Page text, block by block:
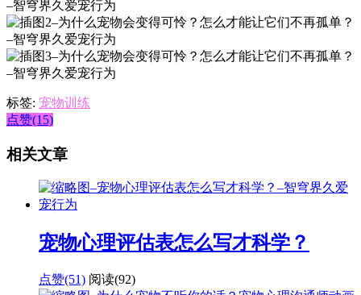
标签: 宠物训练
点赞(15)
相关文章
宠物心理评估表怎么写才科学？
点赞(51) 阅读(92)